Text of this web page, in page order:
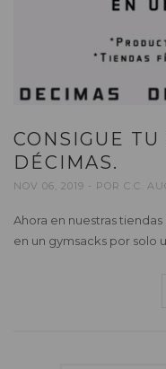
CONSIGUE TU
DÉCIMAS.
NOV 06, 2019 POR C.C.
Ahora en nuestras
en un gymsacks por solo